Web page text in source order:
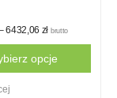
6432,06 zł brutto
opcje